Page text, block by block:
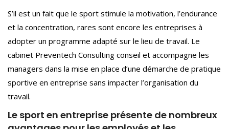
S’il est un fait que le sport stimule la motivation, l’endurance
et la concentration, rares sont encore les entreprises à
adopter un programme adapté sur le lieu de travail. Le
cabinet Preventech Consulting conseil et accompagne les
managers dans la mise en place d’une démarche de pratique
sportive en entreprise sans impacter l’organisation du
travail.
Le sport en entreprise présente de nombreux